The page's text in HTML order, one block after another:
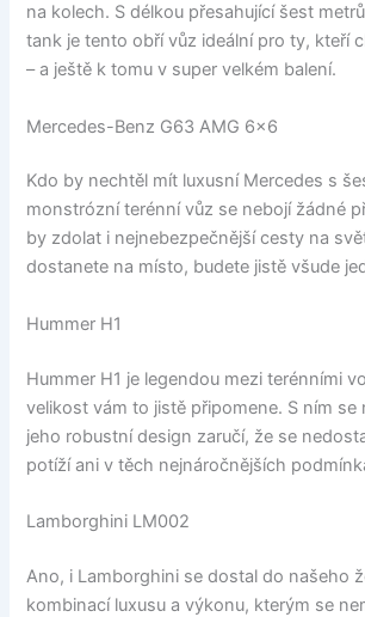
na kolech. S délkou přesahující šest
tank je tento obří vůz ideální pro ty, kteří
– a ještě k tomu v super velkém balení.
Mercedes-Benz G63 AMG 6×6
Kdo by nechtěl mít luxusní Mercedes s
monstrózní terénní vůz se nebojí žádné
by zdolat i nejnebezpečnější cesty na
dostanete na místo, budete jistě všude
Hummer H1
Hummer H1 je legendou mezi terénními
velikost vám to jistě připomene. S ním se
jeho robustní design zaručí, že se
potíží ani v těch nejnáročnějších
Lamborghini LM002
Ano, i Lamborghini se dostal do našeho
kombinací luxusu a výkonu, kterým se